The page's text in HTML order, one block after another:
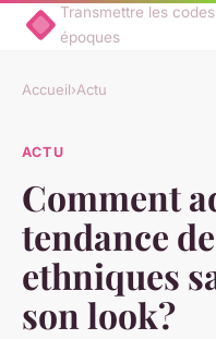
Transmettre les
époques
Accueil›Actu
ACTU
Comment
tendance
ethniques
son look?